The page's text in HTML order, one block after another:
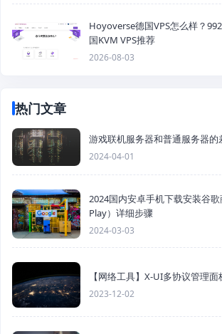
Hoyoverse德国VPS怎么样？
国KVM VPS推荐
2026-08-03
热门文章
游戏联机服务器和普通服务器的
2024-04-01
2024国内安卓手机下载安装谷
Play）详细步骤
2024-03-03
【网络工具】X-UI多协议管理
2023-12-02